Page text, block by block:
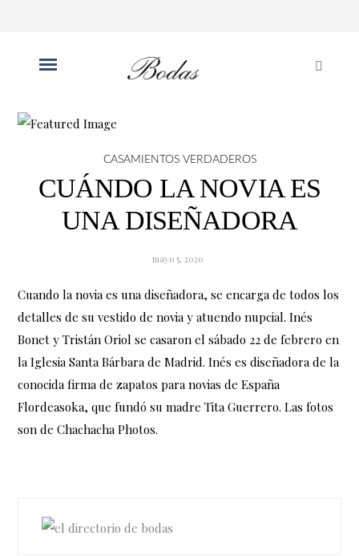
CASAMIENTOS VERDADEROS
CUÁNDO LA NOVIA ES
UNA DISEÑADORA
mayo 5, 2020
Cuando la novia es una diseñadora, se encarga de todos los
detalles de su vestido de novia y atuendo nupcial. Inés
Bonet y Tristán Oriol se casaron el sábado 22 de febrero en
la Iglesia Santa Bárbara de Madrid. Inés es diseñadora de la
conocida firma de zapatos para novias de España
Flordeasoka, que fundó su madre Tita Guerrero. Las fotos
son de Chachacha Photos.